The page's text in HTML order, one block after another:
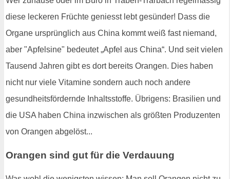
diese leckeren Früchte geniesst lebt gesünder! Dass die
Organe ursprünglich aus China kommt weiß fast niemand,
aber "Apfelsine" bedeutet „Apfel aus China“. Und seit vielen
Tausend Jahren gibt es dort bereits Orangen. Dies haben
nicht nur viele Vitamine sondern auch noch andere
gesundheitsfördernde Inhaltsstoffe. Übrigens: Brasilien und
die USA haben China inzwischen als größten Produzenten
von Orangen abgelöst...
Orangen sind gut für die Verdauung